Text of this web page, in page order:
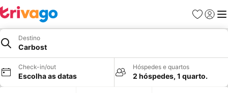
Favoritos
Iniciar
Destino
Carbost
Check-in/out
Escolha as datas
Hóspedes e quartos
2 hóspedes, 1 quarto.